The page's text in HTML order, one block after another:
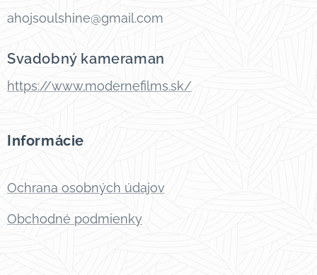
ahojsoulshine@gmail.com
Svadobný kameraman
https://www.modernefilms.sk/
Informácie
Ochrana osobných údajov
Obchodné podmienky